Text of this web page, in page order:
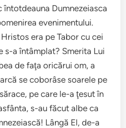
întotdeauna Dumnezeiasca
evenimentului.
era pe Tabor cu cei
s-a întâmplat? Smerita Lui
de faţa oricărui om, a
se coborâse soarele pe
pe care le-a ţesut în
s-au făcut albe ca
Lângă El, de-a